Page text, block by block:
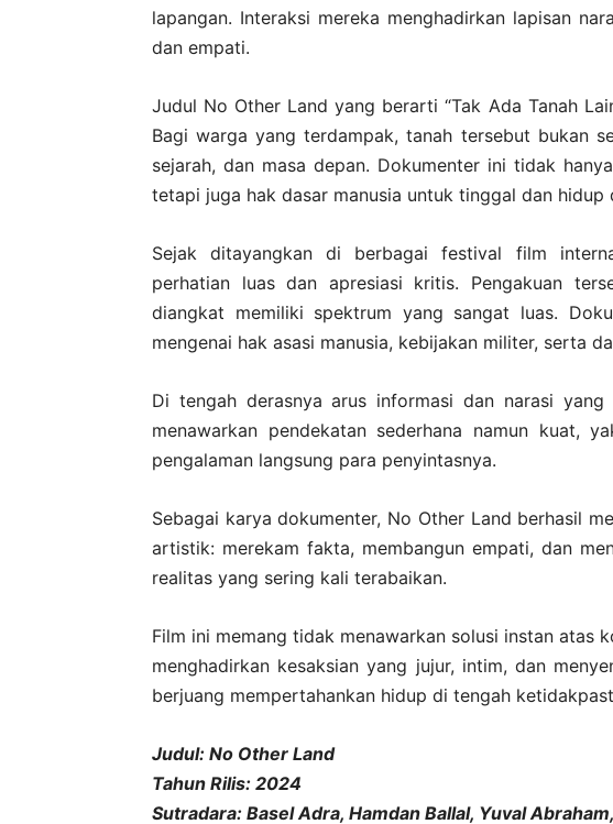
lapangan. Interaksi mereka menghadirkan lapisan
dan empati.
Judul No Other Land yang berarti “Tak Ada Tanah
Bagi warga yang terdampak, tanah tersebut bukan
sejarah, dan masa depan. Dokumenter ini tidak
tetapi juga hak dasar manusia untuk tinggal dan hidup
Sejak ditayangkan di berbagai festival film
perhatian luas dan apresiasi kritis. Pengakuan
diangkat memiliki spektrum yang sangat luas.
mengenai hak asasi manusia, kebijakan militer, serta
Di tengah derasnya arus informasi dan narasi
menawarkan pendekatan sederhana namun kuat,
pengalaman langsung para penyintasnya.
Sebagai karya dokumenter, No Other Land berhasil
artistik: merekam fakta, membangun empati, dan
realitas yang sering kali terabaikan.
Film ini memang tidak menawarkan solusi instan atas
menghadirkan kesaksian yang jujur, intim, dan
berjuang mempertahankan hidup di tengah
Judul: No Other Land
Tahun Rilis: 2024
Sutradara: Basel Adra, Hamdan Ballal, Yuval